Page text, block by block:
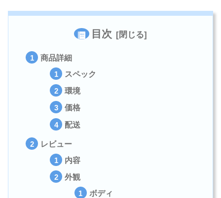
目次
商品詳細
スペック
環境
価格
配送
レビュー
内容
外観
ボディ